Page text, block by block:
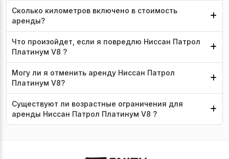
Сколько километров включено в стоимость
аренды?
Что произойдет, если я повредлю Ниссан Патрол
Платинум V8 ?
Могу ли я отменить аренду Ниссан Патрол
Платинум V8?
Существуют ли возрастные ограничения для
аренды Ниссан Патрол Платинум V8 ?